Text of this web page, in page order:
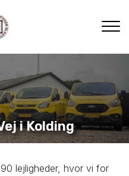
i Kolding
lejligheder, hvor vi for